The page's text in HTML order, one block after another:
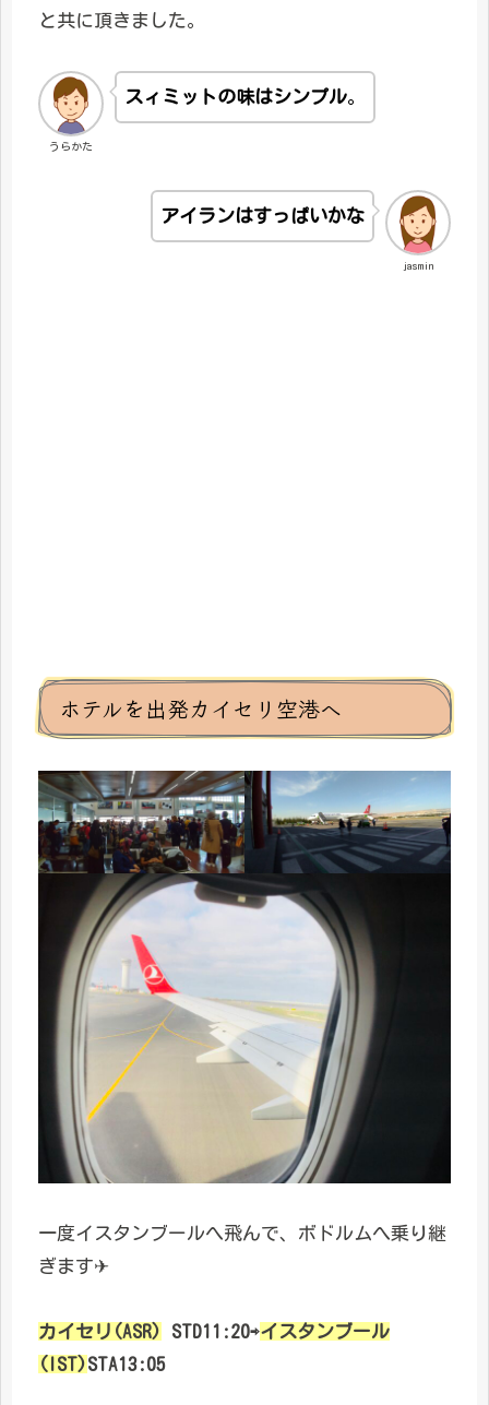
と共に頂きました。
うらかた
スィミットの味はシンプル。
jasmin
アイランはすっぱいかな
ホテルを出発カイセリ空港へ
一度イスタンブールへ飛んで、ボドルムへ乗り継
ぎます✈︎
カイセリ(ASR) STD11:20⇨イスタンブール
(IST)STA13:05